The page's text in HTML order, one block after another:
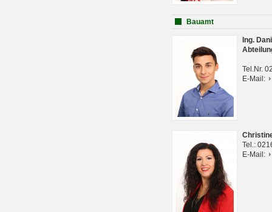
Bauamt
Ing.
Tel.Nr.
E-Mail:
Tel.:
E-Mail: